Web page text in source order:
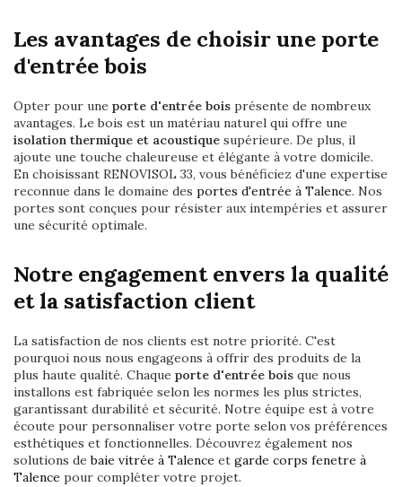
Les avantages de choisir une porte
d'entrée bois
Opter pour une porte d'entrée bois présente de nombreux
avantages. Le bois est un matériau naturel qui offre une
isolation thermique et acoustique supérieure. De plus, il
ajoute une touche chaleureuse et élégante à votre domicile.
En choisissant RENOVISOL 33, vous bénéficiez d'une expertise
reconnue dans le domaine des portes d'entrée à Talence. Nos
portes sont conçues pour résister aux intempéries et assurer
une sécurité optimale.
Notre engagement envers la qualité
et la satisfaction client
La satisfaction de nos clients est notre priorité. C'est
pourquoi nous nous engageons à offrir des produits de la
plus haute qualité. Chaque porte d'entrée bois que nous
installons est fabriquée selon les normes les plus strictes,
garantissant durabilité et sécurité. Notre équipe est à votre
écoute pour personnaliser votre porte selon vos préférences
esthétiques et fonctionnelles. Découvrez également nos
solutions debaie vitrée à Talence et garde corps fenetre à
Talence pour compléter votre projet.